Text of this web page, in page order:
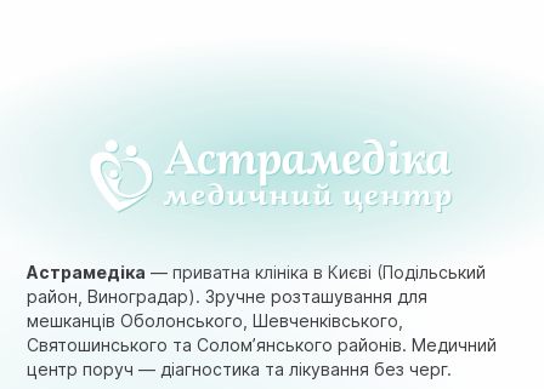
Астрамедіка — приватна клініка в Києві (Подільський
район, Виноградар). Зручне розташування для
мешканців Оболонського, Шевченківського,
Святошинського та Солом’янського районів. Медичний
центр поруч — діагностика та лікування без черг.